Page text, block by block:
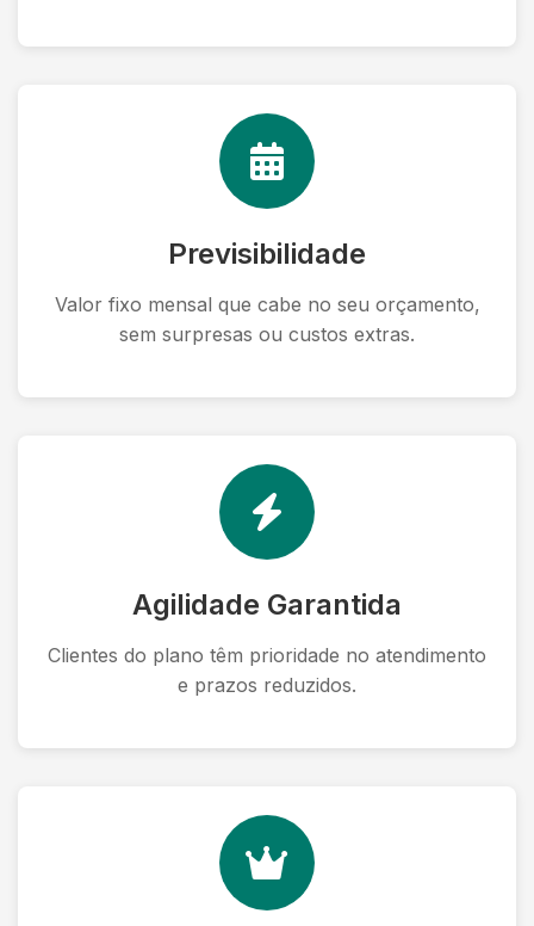
Previsibilidade
Valor fixo mensal que cabe no seu orçamento,
sem surpresas ou custos extras.
Agilidade Garantida
Clientes do plano têm prioridade no atendimento
e prazos reduzidos.